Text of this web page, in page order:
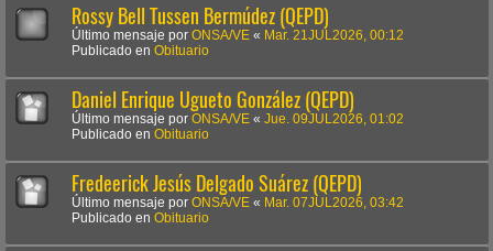
Rossy Bell Tussen Bermúdez (QEPD)
Último mensaje por ONSA/VE « Mar. 21JUL2026, 00:12
Publicado en Obituario
Daniel Enrique Ugueto González (QEPD)
Último mensaje por ONSA/VE « Jue. 09JUL2026, 01:02
Publicado en Obituario
Fredeerick Jesús Delgado Suárez (QEPD)
Último mensaje por ONSA/VE « Mar. 07JUL2026, 03:42
Publicado en Obituario